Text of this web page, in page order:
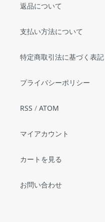
返品について
支払い方法について
特定商取引法に基づく表記
プライバシーポリシー
RSS / ATOM
マイアカウント
カートを見る
お問い合わせ